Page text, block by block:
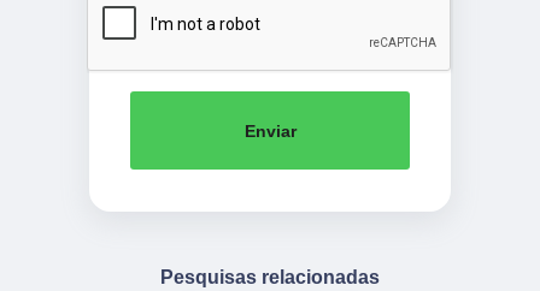
Enviar
Pesquisas relacionadas